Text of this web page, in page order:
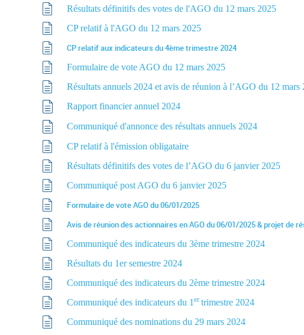
Résultats définitifs des votes de l'AGO du 12 mars 2025
CP relatif à l'AGO du 12 mars 2025
CP relatif aux indicateurs du 4ème trimestre 2024
Formulaire de vote AGO du 12 mars 2025
Résultats annuels 2024 et avis de réunion à l’AGO du 12 mars
Rapport financier annuel 2024
Communiqué d'annonce des résultats annuels 2024
CP relatif à l'émission obligataire
Résultats définitifs des votes de l’AGO du 6 janvier 2025
Communiqué post AGO du 6 janvier 2025
Formulaire de vote AGO du 06/01/2025
Avis de réunion des actionnaires en AGO du 06/01/2025 & projet de
Communiqué des indicateurs du 3ème trimestre 2024
Résultats du 1er semestre 2024
Communiqué des indicateurs du 2ème trimestre 2024
Communiqué des indicateurs du 1 er trimestre 2024
Communiqué des nominations du 29 mars 2024